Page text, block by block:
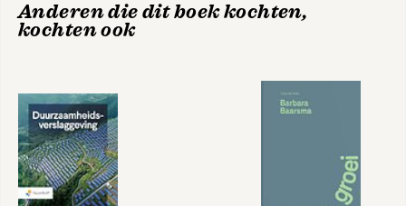
Anderen die dit boek kochten,
kochten ook